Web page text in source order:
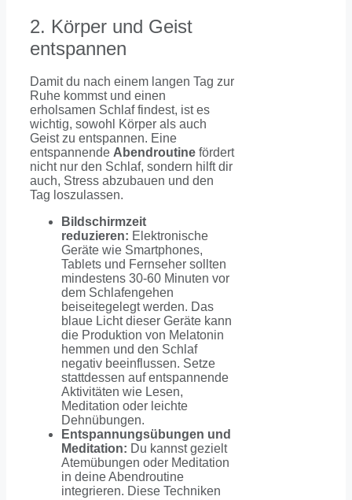
2. Körper und Geist
entspannen
Damit du nach einem langen Tag zur
Ruhe kommst und einen
erholsamen Schlaf findest, ist es
wichtig, sowohl Körper als auch
Geist zu entspannen. Eine
entspannende Abendroutine fördert
nicht nur den Schlaf, sondern hilft dir
auch, Stress abzubauen und den
Tag loszulassen.
Bildschirmzeit
reduzieren: Elektronische
Geräte wie Smartphones,
Tablets und Fernseher sollten
mindestens 30-60 Minuten vor
dem Schlafengehen
beiseitegelegt werden. Das
blaue Licht dieser Geräte kann
die Produktion von Melatonin
hemmen und den Schlaf
negativ beeinflussen. Setze
stattdessen auf entspannende
Aktivitäten wie Lesen,
Meditation oder leichte
Dehnübungen.
Entspannungsübungen und
Meditation: Du kannst gezielt
Atemübungen oder Meditation
in deine Abendroutine
integrieren. Diese Techniken